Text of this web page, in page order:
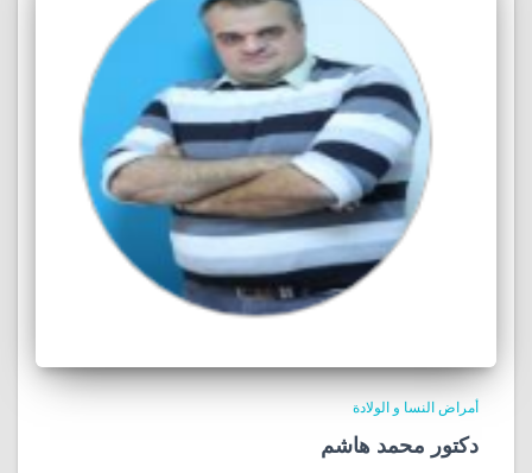
أمراض النسا و الولادة
دكتور محمد هاشم